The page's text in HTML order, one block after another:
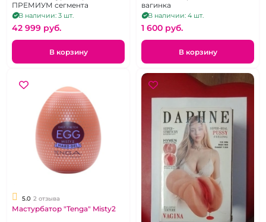
ПРЕМИУМ сегмента
В наличии: 3 шт.
42 999 pуб.
В корзину
вагинка
В наличии: 4 шт.
1 600 pуб.
В корзину
5.0 2 отзыва
Мастурбатор "Tenga" Misty2